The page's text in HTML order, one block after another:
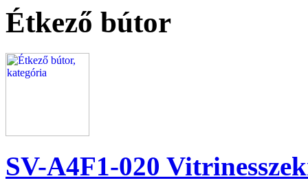
Étkező bútor
SV-A4F1-020